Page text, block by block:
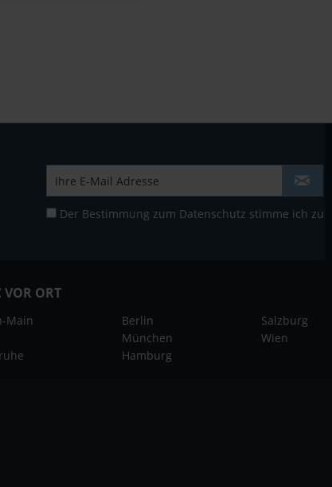
Der Bestimmung zum Datenschutz stimme ich zu
VOR ORT
Main
Berlin
München
Hamburg
Salzburg
Wien